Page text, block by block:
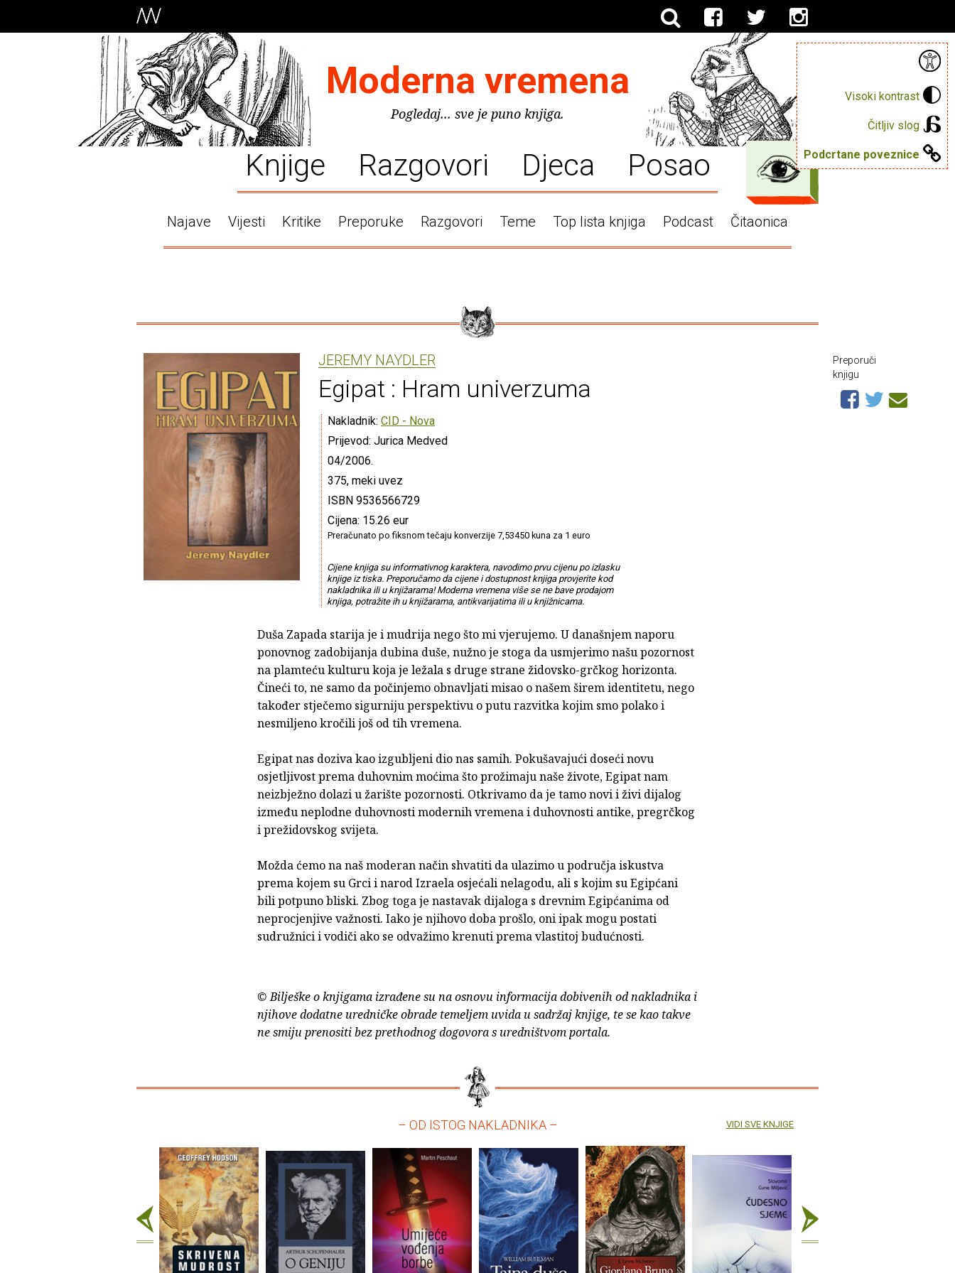
Visoki kontrast
Čitljiv slog
Podcrtane poveznice
Moderna vremena
Pogledaj... sve je puno knjiga.
Knjige Razgovori Djeca Posao
Najave Vijesti Kritike Preporuke Razgovori Teme Top lista knjiga Podcast Čitaonica
JEREMY NAYDLER
Egipat : Hram univerzuma
Nakladnik: CID - Nova
Prijevod: Jurica Medved
04/2006.
375, meki uvez
ISBN 9536566729
Cijena: 15.26 eur
Preračunato po fiksnom tečaju konverzije 7,53450 kuna za 1 euro
Cijene knjiga su informativnog karaktera, navodimo prvu cijenu po izlasku
knjige iz tiska. Preporučamo da cijene i dostupnost knjiga provjerite kod
nakladnika ili u knjižarama! Moderna vremena više se ne bave prodajom
knjiga, potražite ih u knjižarama, antikvarijatima ili u knjižnicama.
Duša Zapada starija je i mudrija nego što mi vjerujemo. U današnjem naporu
ponovnog zadobijanja dubina duše, nužno je stoga da usmjerimo našu pozornost
na plamteću kulturu koja je ležala s druge strane židovsko-grčkog horizonta.
Čineći to, ne samo da počinjemo obnavljati misao o našem širem identitetu, nego
također stječemo sigurniju perspektivu o putu razvitka kojim smo polako i
nesmiljeno kročili još od tih vremena.
Egipat nas doziva kao izgubljeni dio nas samih. Pokušavajući doseći novu
osjetljivost prema duhovnim moćima što prožimaju naše živote, Egipat nam
neizbježno dolazi u žarište pozornosti. Otkrivamo da je tamo novi i živi dijalog
između neplodne duhovnosti modernih vremena i duhovnosti antike, pregrčkog
i prežidovskog svijeta.
Možda ćemo na naš moderan način shvatiti da ulazimo u područja iskustva
prema kojem su Grci i narod Izraela osjećali nelagodu, ali s kojim su Egipćani
bili potpuno bliski. Zbog toga je nastavak dijaloga s drevnim Egipćanima od
neprocjenjive važnosti. Iako je njihovo doba prošlo, oni ipak mogu postati
sudružnici i vodiči ako se odvažimo krenuti prema vlastitoj budućnosti.
© Bilješke o knjigama izrađene su na osnovu informacija dobivenih od nakladnika i
njihove dodatne uredničke obrade temeljem uvida u sadržaj knjige, te se kao takve
ne smiju prenositi bez prethodnog dogovora s uredništvom portala.
Preporuči
knjigu
– OD ISTOG NAKLADNIKA – VIDI SVE KNJIGE